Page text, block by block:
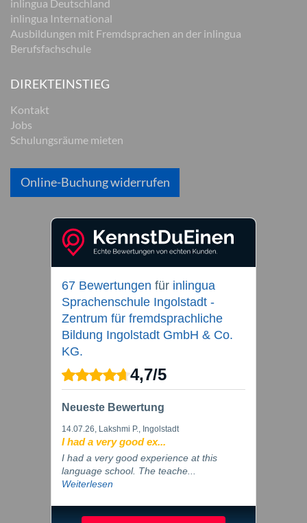
inlingua Deutschland
inlingua International
Ausbildungen mit Fremdsprachen an der inlingua
Berufsfachschule
DIREKTEINSTIEG
Kontakt
Jobs
Schulungsräume mieten
Online-Buchung widerrufen
67 Bewertungen für inlingua
Sprachenschule Ingolstadt -
Zentrum für fremdsprachliche
Bildung Ingolstadt GmbH & Co.
KG.
4,7/5
Neueste Bewertung
14.07.26, Lakshmi P., Ingolstadt
I had a very good ex...
I had a very good experience at this
language school. The teache...
Weiterlesen